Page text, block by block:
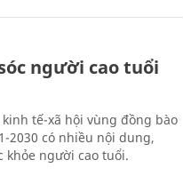
người cao tuổi
tế-xã hội vùng đồng bào
2030 có nhiều nội dung,
khỏe người cao tuổi.